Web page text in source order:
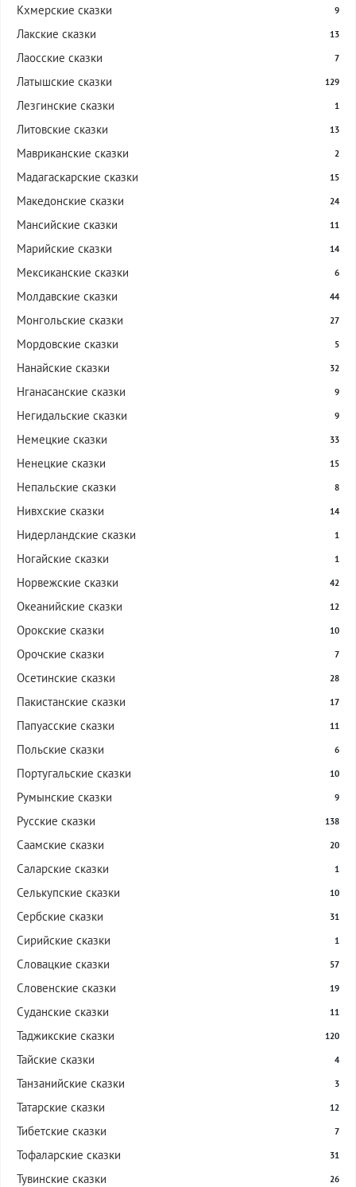
Кхмерские сказки 9
Лакские сказки 13
Лаосские сказки 7
Латышские сказки 129
Лезгинские сказки 1
Литовские сказки 13
Мавриканские сказки 2
Мадагаскарские сказки 15
Македонские сказки 24
Мансийские сказки 11
Марийские сказки 14
Мексиканские сказки 6
Молдавские сказки 44
Монгольские сказки 27
Мордовские сказки 5
Нанайские сказки 32
Нганасанские сказки 9
Негидальские сказки 9
Немецкие сказки 33
Ненецкие сказки 15
Непальские сказки 8
Нивхские сказки 14
Нидерландские сказки 1
Ногайские сказки 1
Норвежские сказки 42
Океанийские сказки 12
Орокские сказки 10
Орочские сказки 7
Осетинские сказки 28
Пакистанские сказки 17
Папуасские сказки 11
Польские сказки 6
Португальские сказки 10
Румынские сказки 9
Русские сказки 138
Саамские сказки 20
Саларские сказки 1
Селькупские сказки 10
Сербские сказки 31
Сирийские сказки 1
Словацкие сказки 57
Словенские сказки 19
Суданские сказки 11
Таджикские сказки 120
Тайские сказки 4
Танзанийские сказки 3
Татарские сказки 12
Тибетские сказки 7
Тофаларские сказки 31
Тувинские сказки 26